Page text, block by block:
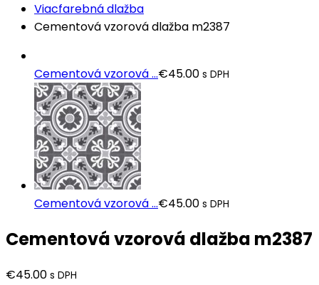
Viacfarebná dlažba
Cementová vzorová dlažba m2387
Cementová vzorová ...€45.00 s DPH
Cementová vzorová ...€45.00 s DPH
Cementová vzorová dlažba m2387
€45.00 s DPH